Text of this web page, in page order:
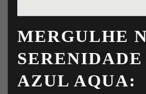
MERGULHE
SERENIDADE
AZUL AQUA: